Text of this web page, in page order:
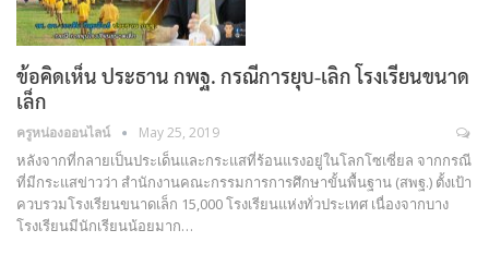
ข้อคิดเห็น ประธาน กพฐ. กรณีการยุบ-เลิก โรงเรียนขนาด
เล็ก
ครูหน่องออนไลน์ May 25, 2019
หลังจากที่กลายเป็นประเด็นและกระแสที่ร้อนแรงอยู่ในโลกโซเซี่ยล จากกรณี
ที่มีกระแสข่าวว่า สำนักงานคณะกรรมการการศึกษาขั้นพื้นฐาน (สพฐ.) ตั้งเป้า
ควบรวมโรงเรียนขนาดเล็ก 15,000 โรงเรียนแห่งทั่วประเทศ เนื่องจากบาง
โรงเรียนมีนักเรียนน้อยมาก…